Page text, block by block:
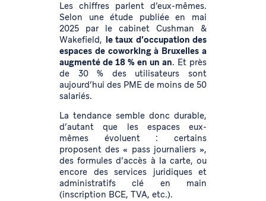
Les chiffres parlent d’eux-mêmes.
Selon une étude publiée en mai
2025 par le cabinet Cushman &
Wakefield, le taux d’occupation des
espaces de coworking à Bruxelles a
augmenté de 18 % en un an. Et près
de 30 % des utilisateurs sont
aujourd’hui des PME de moins de 50
salariés.
La tendance semble donc durable,
d’autant que les espaces eux-
mêmes évoluent : certains
proposent des « pass journaliers »,
des formules d’accès à la carte, ou
encore des services juridiques et
administratifs clé en main
(inscription BCE, TVA, etc.).